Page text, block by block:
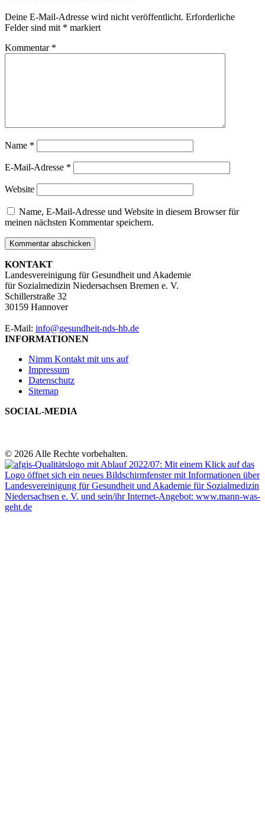
Deine E-Mail-Adresse wird nicht veröffentlicht. Erforderliche
Felder sind mit * markiert
Kommentar *
Name *
E-Mail-Adresse *
Website
Name, E-Mail-Adresse und Website in diesem Browser für
meinen nächsten Kommentar speichern.
KONTAKT
Landesvereinigung für Gesundheit und Akademie
für Sozialmedizin Niedersachsen Bremen e. V.
Schillerstraße 32
30159 Hannover
E-Mail: info@gesundheit-nds-hb.de
INFORMATIONEN
Nimm Kontakt mit uns auf
Impressum
Datenschutz
Sitemap
SOCIAL-MEDIA
© 2026 Alle Rechte vorbehalten.